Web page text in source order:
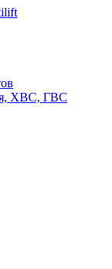
ХВС, ГВС